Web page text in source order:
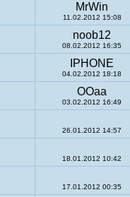
MrWin
11.02.2012 15:08
noob12
08.02.2012 16:35
IPHONE
04.02.2012 18:18
OOaa
03.02.2012 16:49
26.01.2012 14:57
18.01.2012 10:42
17.01.2012 00:35